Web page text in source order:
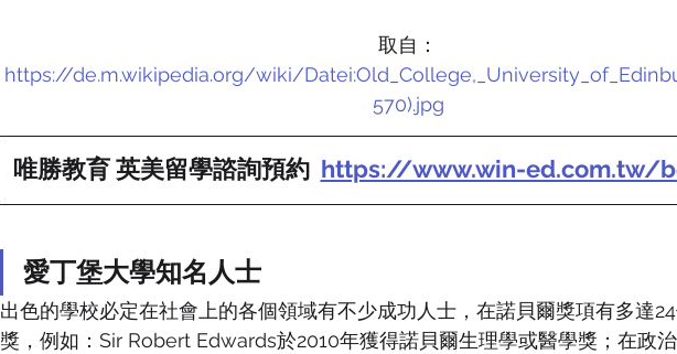
取自：
https://de.m.wikipedia.org/wiki/
570).jpg
唯勝教育 英美留學諮詢預約 https://www.win-ed.com.tw/
愛丁堡大學知名人士
出色的學校必定在社會上的各個領域有不少成功人士，在諾貝爾獎項有多達
獎，例如：Sir Robert Edwards於2010年獲得諾貝爾生理學或醫學獎；在政